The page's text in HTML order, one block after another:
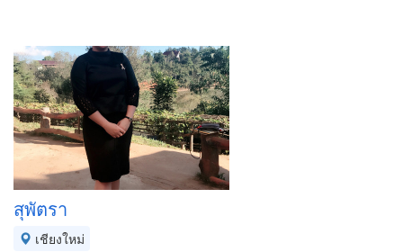
สุพัตรา
เชียงใหม่